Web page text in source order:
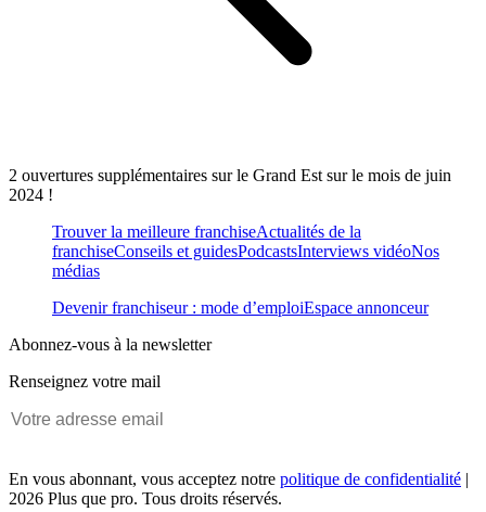
2 ouvertures supplémentaires sur le Grand Est sur le mois de juin
2024 !
Trouver la meilleure franchiseActualités de la
franchiseConseils et guidesPodcastsInterviews vidéoNos
médias
Devenir franchiseur : mode d’emploiEspace annonceur
Abonnez-vous à la newsletter
Renseignez votre mail
En vous abonnant, vous acceptez notre politique de confidentialité |
2026 Plus que pro. Tous droits réservés.